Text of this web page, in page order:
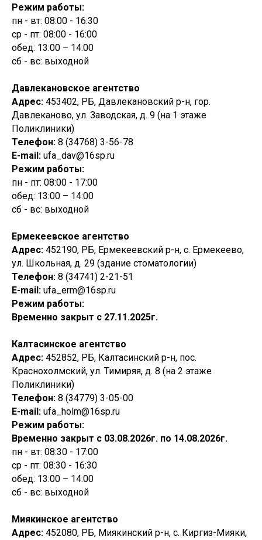
Режим работы:
пн - вт: 08:00 - 16:30
ср - пт: 08:00 - 16:00
обед: 13:00 – 14:00
сб - вс: выходной
Давлекановское агентство
Адрес: 453402, РБ, Давлекановский р-н, гор.
Давлеканово, ул. Заводская, д. 9 (на 1 этаже
Поликлиники)
Телефон: 8 (34768) 3-56-78
E-mail: ufa_dav@16sp.ru
Режим работы:
пн - пт: 08:00 - 17:00
обед: 13:00 – 14:00
сб - вс: выходной
Ермекеевское агентство
Адрес: 452190, РБ, Ермекеевский р-н, с. Ермекеево,
ул. Школьная, д. 29 (здание стоматологии)
Телефон: 8 (34741) 2-21-51
E-mail: ufa_erm@16sp.ru
Режим работы:
Временно закрыт с 27.11.2025г.
Калтасинское агентство
Адрес: 452852, РБ, Калтасинский р-н, пос.
Краснохолмский, ул. Тимиряя, д. 8 (на 2 этаже
Поликлиники)
Телефон: 8 (34779) 3-05-00
E-mail: ufa_holm@16sp.ru
Режим работы:
Временно закрыт с 03.08.2026г. по 14.08.2026г.
пн - вт: 08:30 - 17:00
ср - пт: 08:30 - 16:30
обед: 13:00 – 14:00
сб - вс: выходной
Миякинское агентство
Адрес: 452080, РБ, Миякинский р-н, с. Киргиз-Мияки,